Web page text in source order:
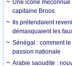
Une icône
capitaine Broos
Ils prétendaient
démasquaient les
Sénégal : comment
passion nationale
Arabie saoudite :